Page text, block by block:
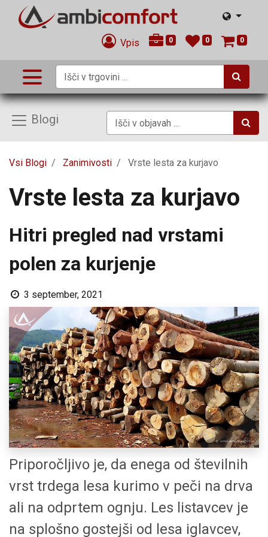
Vpis 0 0 0
Blogi
Vsi Blogi Zanimivosti Vrste lesta za kurjavo
Vrste lesta za kurjavo
Hitri pregled nad vrstami
polen za kurjenje
3 september, 2021
Priporočljivo je, da enega od številnih
vrst trdega lesa kurimo v peči na drva
ali na odprtem ognju. Les listavcev je
na splošno gostejši od lesa iglavcev,